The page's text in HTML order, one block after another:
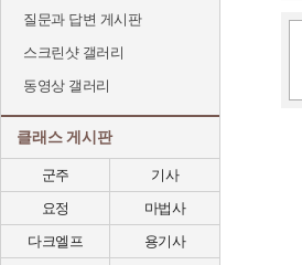
질문과 답변 게시판
스크린샷 갤러리
동영상 갤러리
클래스 게시판
군주
기사
요정
마법사
다크엘프
용기사